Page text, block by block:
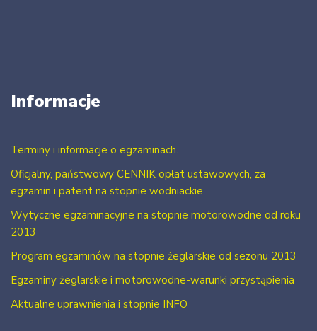
Informacje
Terminy i informacje o egzaminach.
Oficjalny, państwowy CENNIK opłat ustawowych, za
egzamin i patent na stopnie wodniackie
Wytyczne egzaminacyjne na stopnie motorowodne od roku
2013
Program egzaminów na stopnie żeglarskie od sezonu 2013
Egzaminy żeglarskie i motorowodne-warunki przystąpienia
Aktualne uprawnienia i stopnie INFO